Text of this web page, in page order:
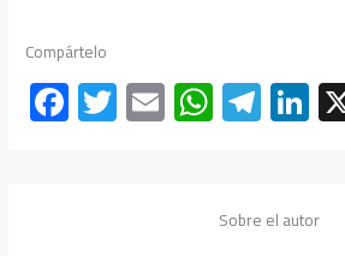
Compártelo
F
ac
T
wi
E
m
W
h
s
Te
le
a
Li
dI
Sobre el autor